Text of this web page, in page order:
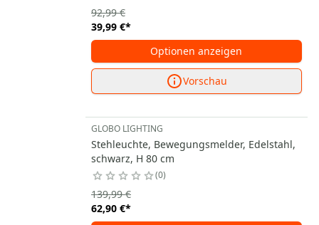
39,99 €*
92,99 €
Optionen anzeigen
Vorschau
GLOBO LIGHTING
Stehleuchte, Bewegungsmelder, Edelstahl,
schwarz, H 80 cm
0
62,90 €*
139,99 €